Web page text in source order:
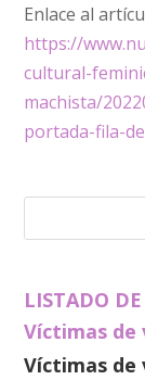
Enlace al
https://
cultural-
machista/
portada-fila-
LISTADO
Víctimas de
Víctimas de